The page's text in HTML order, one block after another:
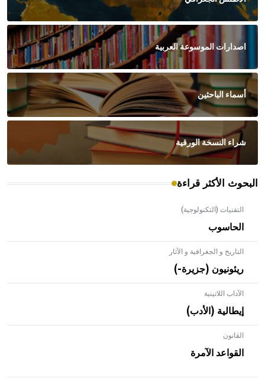
اصدارات الموسوعة العربية
أسماء الباحثين
شراء النسخة الورقية
البحوث الأكثر قراءة
التقنيات (التكنولوجية)
الحاسوب
التاريخ و الجغرافية و الآثار
ريئونيون (جزيرة-)
الآداب اللاتينية
إيطالية (الأدب)
القانون
القواعد الآمرة
- هل تعلم أن الأبلق نوع من الفنون الهندسية التي ارتبطت
بالعمارة الإسلامية في بلاد الشام ومصر خاصة، حيث يحرص
المعمار على بناء مداميكه وخاصة في الواجهات